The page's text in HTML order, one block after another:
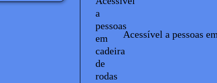
Acessível a pessoas